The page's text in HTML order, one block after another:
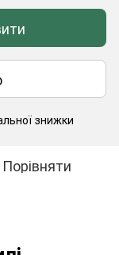
знижки
Порівняти